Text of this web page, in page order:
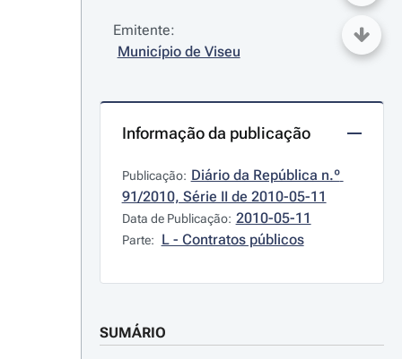
Emitente:
Município de Viseu
Informação da publicação
Publicação: Diário da República n.º
91/2010, Série II de 2010-05-11
Data de Publicação: 2010-05-11
Parte: L - Contratos públicos
SUMÁRIO